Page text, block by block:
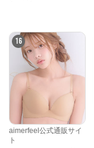
16
aimerfeel公式通販サイ
ト